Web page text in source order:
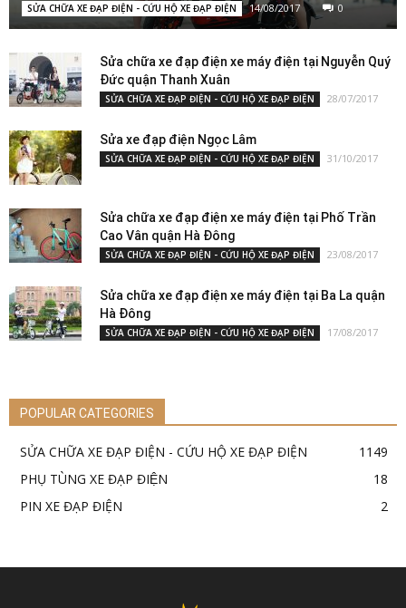
SỬA CHỮA XE ĐẠP ĐIỆN - CỨU HỘ XE ĐẠP ĐIỆN 14/08/2017 0
Sửa chữa xe đạp điện xe máy điện tại Nguyễn Quý
Đức quận Thanh Xuân
SỬA CHỮA XE ĐẠP ĐIỆN - CỨU HỘ XE ĐẠP ĐIỆN 28/07/2017
Sửa xe đạp điện Ngọc Lâm
SỬA CHỮA XE ĐẠP ĐIỆN - CỨU HỘ XE ĐẠP ĐIỆN 31/10/2017
Sửa chữa xe đạp điện xe máy điện tại Phố Trần
Cao Vân quận Hà Đông
SỬA CHỮA XE ĐẠP ĐIỆN - CỨU HỘ XE ĐẠP ĐIỆN 23/08/2017
Sửa chữa xe đạp điện xe máy điện tại Ba La quận
Hà Đông
SỬA CHỮA XE ĐẠP ĐIỆN - CỨU HỘ XE ĐẠP ĐIỆN 17/08/2017
POPULAR CATEGORIES
SỬA CHỮA XE ĐẠP ĐIỆN - CỨU HỘ XE ĐẠP ĐIỆN
1149
PHỤ TÙNG XE ĐẠP ĐIỆN
18
PIN XE ĐẠP ĐIỆN
2